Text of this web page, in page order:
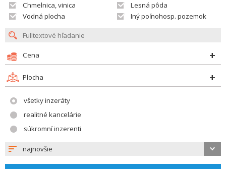
Chmelnica, vinica
Lesná pôda
Vodná plocha
Iný poľnohosp. pozemok
Cena
Plocha
všetky inzeráty
realitné kancelárie
súkromní inzerenti
najnovšie